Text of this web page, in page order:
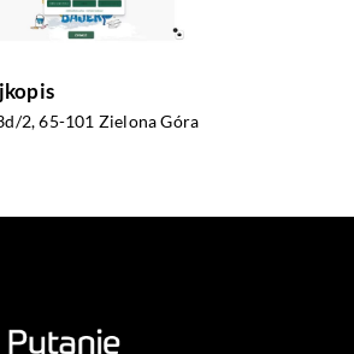
2, 65-101 Zielona Góra